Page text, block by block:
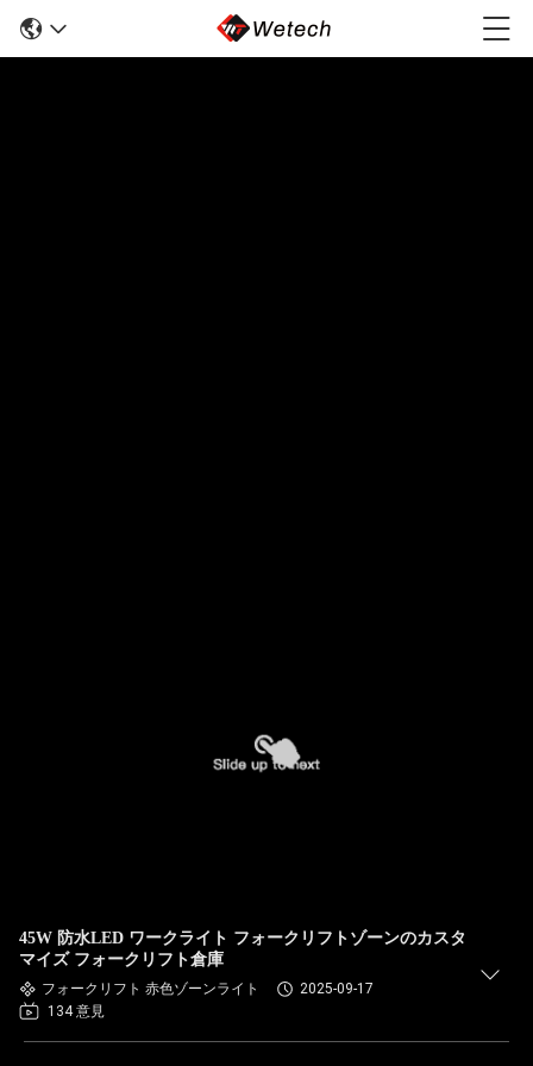
45W 防水LED ワークライト フォークリフトゾーンのカスタ
マイズ フォークリフト倉庫
フォークリフト 赤色ゾーンライト
2025-09-17
134 意見